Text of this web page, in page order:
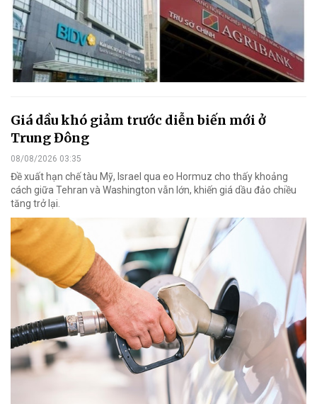
Giá dầu khó giảm trước diễn biến mới ở
Trung Đông
08/08/2026 03:35
Đề xuất hạn chế tàu Mỹ, Israel qua eo Hormuz cho thấy khoảng
cách giữa Tehran và Washington vẫn lớn, khiến giá dầu đảo chiều
tăng trở lại.